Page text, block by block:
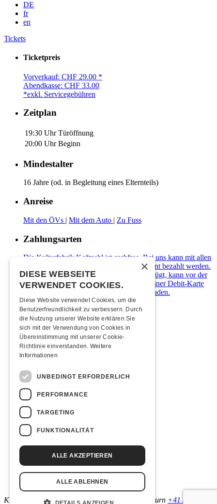
DE
fr
en
Tickets
Ticketpreis
Vorverkauf: CHF 29.00 *
Abendkasse: CHF 33.00
*exkl. Servicegebühren
Zeitplan
19:30 Uhr Türöffnung
20:00 Uhr Beginn
Mindestalter
16 Jahre (od. in Begleitung eines Elternteils)
Anreise
Mit den ÖVs | Mit dem Auto | Zu Fuss
Zahlungsarten
Die Kulturfabrik Kofmehl ist cashfree. Bei uns kann mit allen
gängigen Debit- & Kreditkarten sowie Twint bezahlt werden.
Wer über kein digitales Zahlungsmittel verfügt, kann vor der
Abendkasse ein Kofmehl-Wallet in Form einer Debit-Karte
kostenlos beziehen und diese mit Bargeld laden.
Übernachten
Jugendherberge Solothurn
Hotel Kreuz Solothurn
H4 Hotel
Weitere Unterkünfte
Essenstipps
Pier 11
Restaurant Kreuz
Pittaria
Pizzeria Da Giuseppe
Links & Partner
Facebook-Event
Annie Taylor
Annie Taylor Instagram
Annie Taylor Facebook
Kulturfabrik Kofmehl Kofmehlweg 1 4502 Solothurn +41 32 621
×
DIESE WEBSEITE
VERWENDET COOKIES.
Diese Website verwendet Cookies, um die
Benutzerfreundlichkeit zu verbessern. Durch
die Nutzung unserer Website erklären Sie
sich mit der Verwendung von Cookies in
Übereinstimmung mit unserer Cookie-
Richtlinie einverstanden. Weitere
Informationen
UNBEDINGT ERFORDERLICH
PERFORMANCE
TARGETING
FUNKTIONALITÄT
ALLE AKZEPTIEREN
ALLE ABLEHNEN